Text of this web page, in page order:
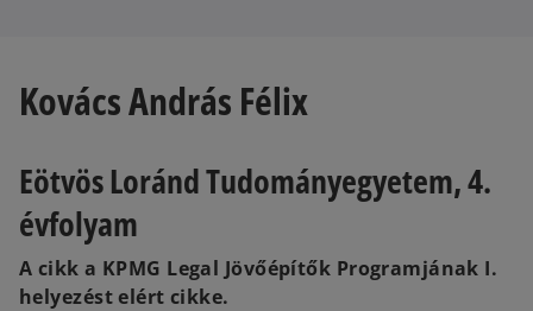
w
t
a
w
t
a
Kovács András Félix
Eötvös Loránd Tudományegyetem, 4.
évfolyam
A cikk a KPMG Legal Jövőépítők Programjának I.
helyezést elért cikke.